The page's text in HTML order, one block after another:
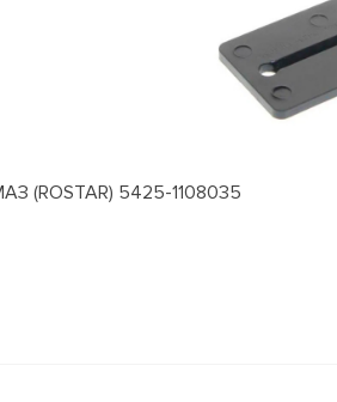
(ROSTAR) 5425-1108035